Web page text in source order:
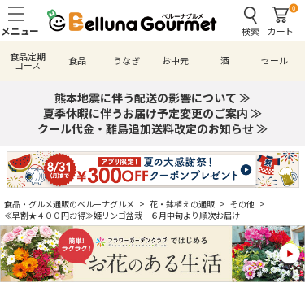
検索
0
カート
食品定期
コース 食品 うなぎ お中元 酒 セール
熊本地震に伴う配送の影響について ≫
夏季休暇に伴うお届け予定変更のご案内 ≫
クール代金・離島追加送料改定のお知らせ ≫
食品・グルメ通販のベルーナグルメ > 花・鉢植えの通販 > その他 >
≪早割★４００円お得≫姫リンゴ盆栽 ６月中旬より順次お届け